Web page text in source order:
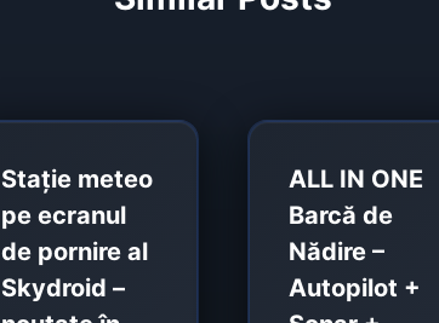
Stație meteo
pe ecranul
de pornire al
Skydroid –
ALL IN ONE
Barcă de
Nădire –
Autopilot +